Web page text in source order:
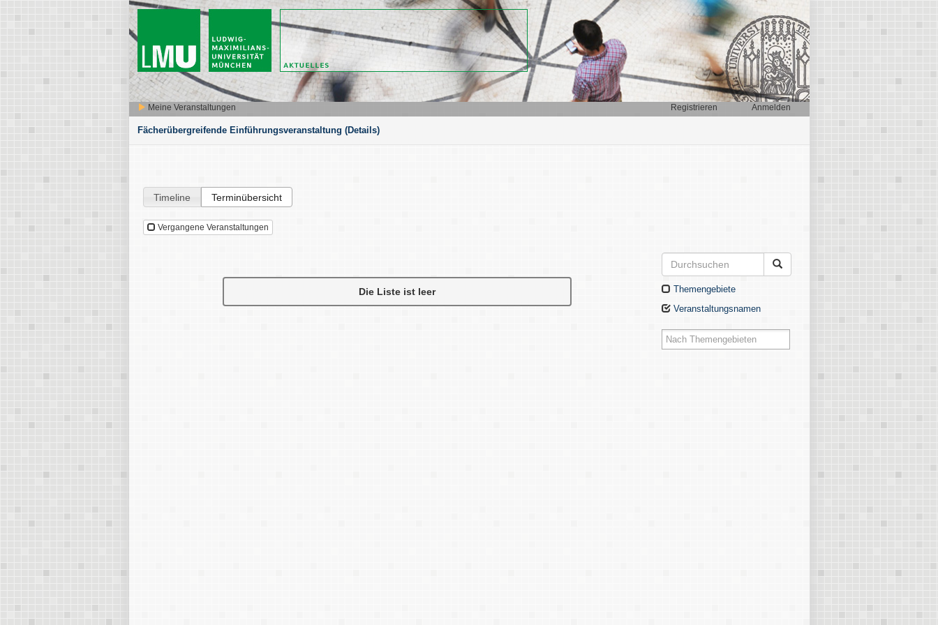
Meine Veranstaltungen Anmelden
Registrieren
Fächerübergreifende Einführungsveranstaltung (Details)
Timeline Terminübersicht
Vergangene Veranstaltungen
Themengebiete
Veranstaltungsnamen
Die Liste ist leer